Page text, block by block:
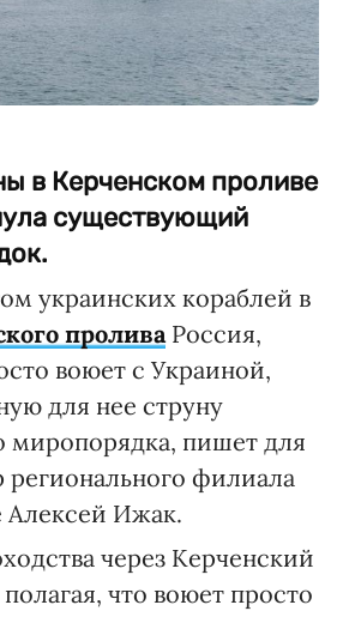
в Керченском проливе
существующий
украинских кораблей в
проливаРоссия,
воюет с Украиной,
для нее струну
миропорядка, пишет для
филиала
Ижак.
через Керченский
что воюет просто